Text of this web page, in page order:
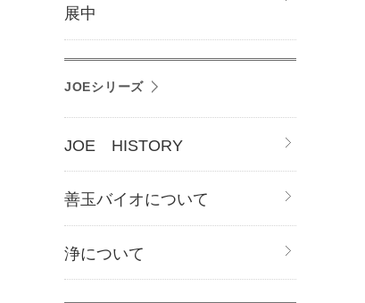
展中
JOEシリーズ
JOE HISTORY
善玉バイオについて
浄について